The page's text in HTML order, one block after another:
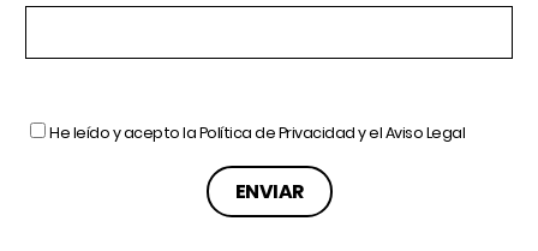
He leído y acepto laPolítica de Privacidady elAviso Legal